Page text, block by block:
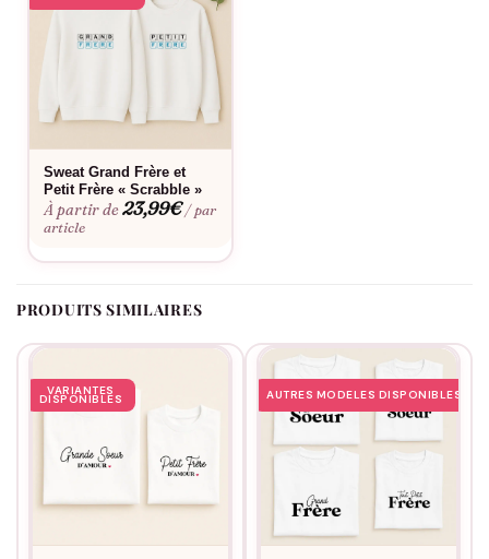
revendique sa place avec le sourire.
Bon à savoir
Consultez notreguide des tailles
Envie d’une touche personnelle ? Découvrez notre
personnalisation. Sa conception soignée garantit un confort
optimal au quotidien et résiste parfaitement aux lavages
répétés.
Sweat Grand Frère et
Petit Frère « Scrabble »
À partir de23,99€ / par
article
PRODUITS SIMILAIRES
VARIANTES
DISPONIBLES AUTRES MODELES DISPONIBLES